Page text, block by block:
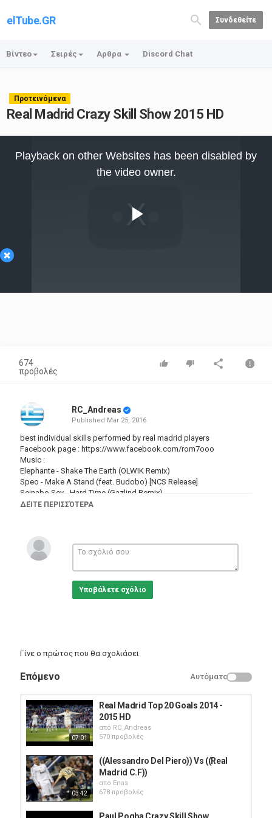
elTube.GR Συνδεθείτε
Βίντεο Σειρές Αρθρα Discord Chat
Προτεινόμενα
Real Madrid Crazy Skill Show 2015 HD
×
Video
Playback on other Websites has been disabled by
the video owner.
674
προβολές
RC_Andreas
Published Mar 25, 2016
best individual skills performed by real madrid players
Facebook page : https://www.facebook.com/rom7ooo
Music :
Elephante - Shake The Earth (OLWIK Remix)
Speo - Make A Stand (feat. Budobo) [NCS Release]
Seinabo Sey - Hard Time (Gazlind Remix)
T-Mass ft. Mona Moua - The One (Seven Day Siege Remix)
Sports
ΔΕΊΤΕ ΠΕΡΙΣΣΌΤΕΡΑ
Υποβάλετε σχόλιο
Γίνε ο πρώτος που θα σχολιάσει
Επόμενο Αυτόματο
07:01
Real Madrid Top 20 Goals 2014 -
2015 HD
από RC_Andreas
570 προβολές
03:42
((Alessandro Del Piero)) Vs ((Real
Madrid C.F))
από Enas
678 προβολές
Paul Pogba Crazy Skill Show